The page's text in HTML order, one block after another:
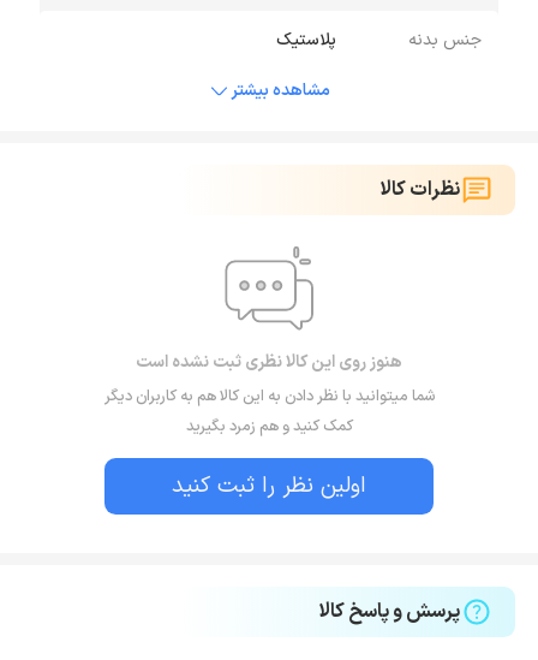
جنس بدنه
پلاستیک
مشاهده بیشتر
نظرات کالا
هنوز روی این کالا نظری ثبت نشده است
شما میتوانید با نظر دادن به این کالا هم به کاربران دیگر
کمک کنید و هم زمرد بگیرید
اولین نظر را ثبت کنید
پرسش و پاسخ کالا